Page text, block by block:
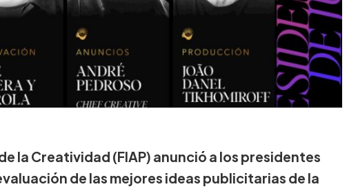
la Creatividad (FIAP) anunció a los presidentes
de las mejores ideas publicitarias de la